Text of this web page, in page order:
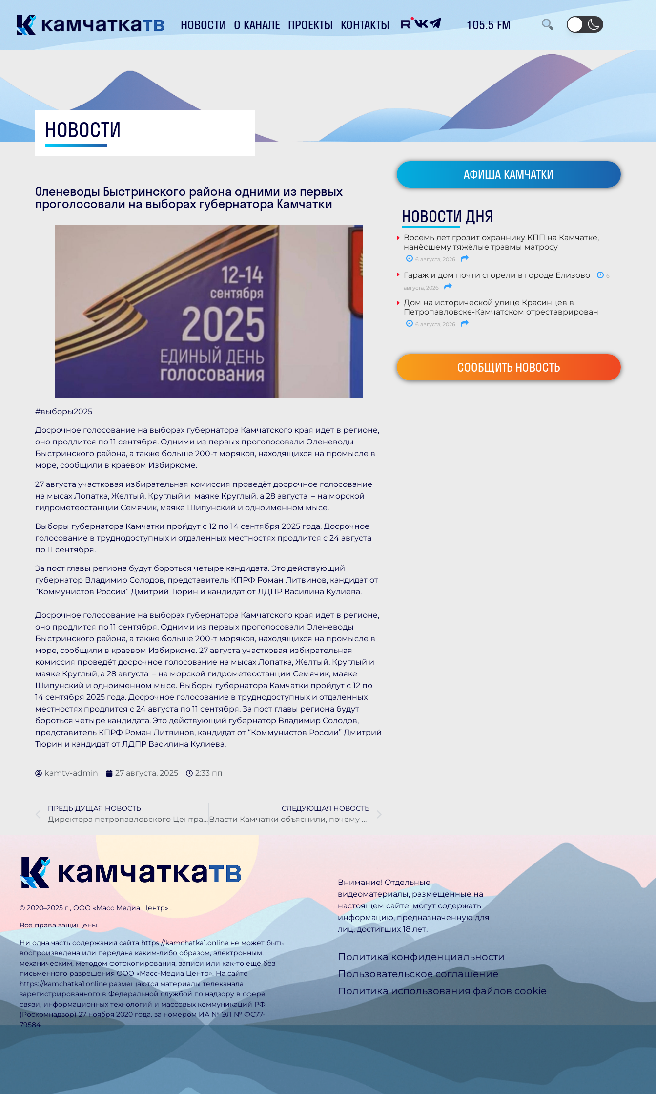
НОВОСТИ О КАНАЛЕ ПРОЕКТЫ КОНТАКТЫ 105.5 FM
НОВОСТИ
Оленеводы Быстринского района одними из первых
проголосовали на выборах губернатора Камчатки
#выборы2025
Досрочное голосование на выборах губернатора Камчатского края идет в регионе,
оно продлится по 11 сентября. Одними из первых проголосовали Оленеводы
Быстринского района, а также больше 200-т моряков, находящихся на промысле в
море, сообщили в краевом Избиркоме.
27 августа участковая избирательная комиссия проведёт досрочное голосование
на мысах Лопатка, Желтый, Круглый и маяке Круглый, а 28 августа – на морской
гидрометеостанции Семячик, маяке Шипунский и одноименном мысе.
Выборы губернатора Камчатки пройдут с 12 по 14 сентября 2025 года. Досрочное
голосование в труднодоступных и отдаленных местностях продлится с 24 августа
по 11 сентября.
За пост главы региона будут бороться четыре кандидата. Это действующий
губернатор Владимир Солодов, представитель КПРФ Роман Литвинов, кандидат от
“Коммунистов России” Дмитрий Тюрин и кандидат от ЛДПР Василина Кулиева.
Досрочное голосование на выборах губернатора Камчатского края идет в регионе,
оно продлится по 11 сентября. Одними из первых проголосовали Оленеводы
Быстринского района, а также больше 200-т моряков, находящихся на промысле в
море, сообщили в краевом Избиркоме. 27 августа участковая избирательная
комиссия проведёт досрочное голосование на мысах Лопатка, Желтый, Круглый и
маяке Круглый, а 28 августа – на морской гидрометеостанции Семячик, маяке
Шипунский и одноименном мысе. Выборы губернатора Камчатки пройдут с 12 по
14 сентября 2025 года. Досрочное голосование в труднодоступных и отдаленных
местностях продлится с 24 августа по 11 сентября. За пост главы региона будут
бороться четыре кандидата. Это действующий губернатор Владимир Солодов,
представитель КПРФ Роман Литвинов, кандидат от “Коммунистов России” Дмитрий
Тюрин и кандидат от ЛДПР Василина Кулиева.
kamtv-admin 27 августа, 2025 2:33 пп
ПРЕДЫДУЩАЯ НОВОСТЬ
Директора петропавловского Центра развития территорий обвиняют во взятках почти на 9 с половиной млн рублей
СЛЕДУЮЩАЯ НОВОСТЬ
Власти Камчатки объяснили, почему с прилавков пропали местные огурцы
АФИША КАМЧАТКИ
НОВОСТИ ДНЯ
Восемь лет грозит охраннику КПП на Камчатке,
нанёсшему тяжёлые травмы матросу
6 августа, 2026
Гараж и дом почти сгорели в городе Елизово
6
августа, 2026
Дом на исторической улице Красинцев в
Петропавловске-Камчатском отреставрирован
6 августа, 2026
СООБЩИТЬ НОВОСТЬ
©️ 2020–2025 г., ООО «Масс Медиа Центр» .
Все права защищены.
Ни одна часть содержания сайта https://kamchatka1.online не может быть
воспроизведена или передана каким-либо образом, электронным,
механическим, методом фотокопирования, записи или как-то ещё без
письменного разрешения ООО «Масс-Медиа Центр». На сайте
https://kamchatka1.online размещаются материалы телеканала
зарегистрированного в Федеральной службой по надзору в сфере
связи, информационных технологий и массовых коммуникаций РФ
(Роскомнадзор) 27 ноября 2020 года. за номером ИА № ЭЛ № ФС77-
79584.
Внимание! Отдельные
видеоматериалы, размещенные на
настоящем сайте, могут содержать
информацию, предназначен­ную для
лиц, достигших 18 лет.
Политика конфиденциальности
Пользовательское соглашение
Политика использования файлов cookie